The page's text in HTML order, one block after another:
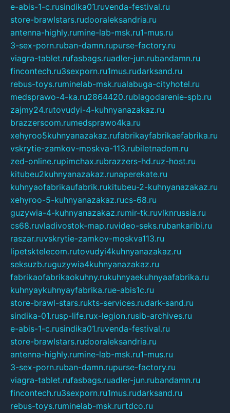
e-abis-1-c.rusindika01.ruvenda-festival.ru
store-brawlstars.rudooraleksandria.ru
antenna-highly.rumine-lab-msk.ru1-mus.ru
3-sex-porn.ruban-damn.rupurse-factory.ru
viagra-tablet.rufasbags.ruadler-jun.rubandamn.ru
fincontech.ru3sexporn.ru1mus.rudarksand.ru
rebus-toys.ruminelab-msk.rualabuga-cityhotel.ru
medsprawo-4-ka.ru2864420.rublagodarenie-spb.ru
zajmy24.rutovudyi-4-kuhnyanazakaz.ru
brazzerscom.rumedsprawo4ka.ru
xehyroo5kuhnyanazakaz.rufabrikayfabrikaefabrika.ru
vskrytie-zamkov-moskva-113.rubiletnadom.ru
zed-online.rupimchax.rubrazzers-hd.ruz-host.ru
kitubeu2kuhnyanazakaz.runaperekate.ru
kuhnyaofabrikaufabrik.rukitubeu-2-kuhnyanazakaz.ru
xehyroo-5-kuhnyanazakaz.rucs-68.ru
guzywia-4-kuhnyanazakaz.rumir-tk.ruvlknrussia.ru
cs68.ruvladivostok-map.ruvideo-seks.rubankaribi.ru
raszar.ruvskrytie-zamkov-moskva113.ru
lipetsktelecom.rutovudyi4kuhnyanazakaz.ru
seksuzb.ruguzywia4kuhnyanazakaz.ru
fabrikaofabrikaokuhny.rukuhnyaekuhnyaafabrika.ru
kuhnyaykuhnyayfabrika.rue-abis1c.ru
store-brawl-stars.rukts-services.rudark-sand.ru
sindika-01.rusp-life.rux-legion.rusib-archives.ru
e-abis-1-c.rusindika01.ruvenda-festival.ru
store-brawlstars.rudooraleksandria.ru
antenna-highly.rumine-lab-msk.ru1-mus.ru
3-sex-porn.ruban-damn.rupurse-factory.ru
viagra-tablet.rufasbags.ruadler-jun.rubandamn.ru
fincontech.ru3sexporn.ru1mus.rudarksand.ru
rebus-toys.ruminelab-msk.rurtdco.ru